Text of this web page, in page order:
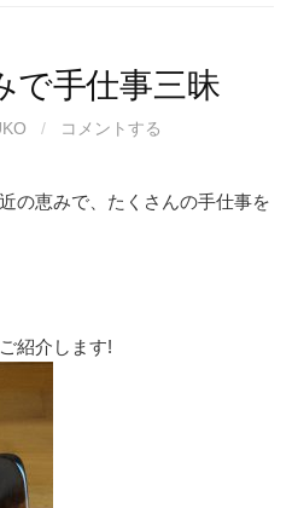
で手仕事三昧
/ コメントする
の恵みで、たくさんの手仕事を
紹介します!